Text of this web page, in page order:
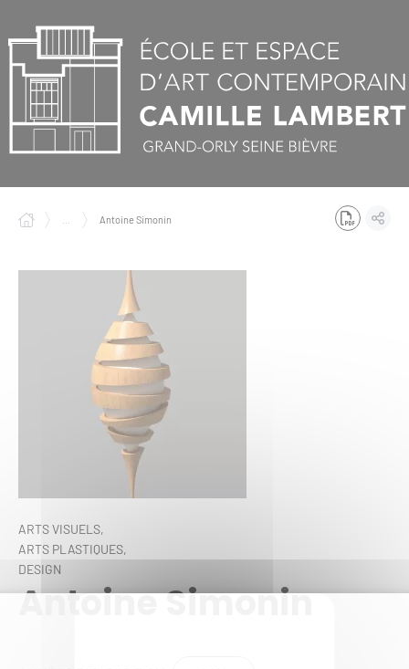
Antoine Simonin
ARTS VISUELS,
ARTS PLASTIQUES,
DESIGN
Antoine Simonin